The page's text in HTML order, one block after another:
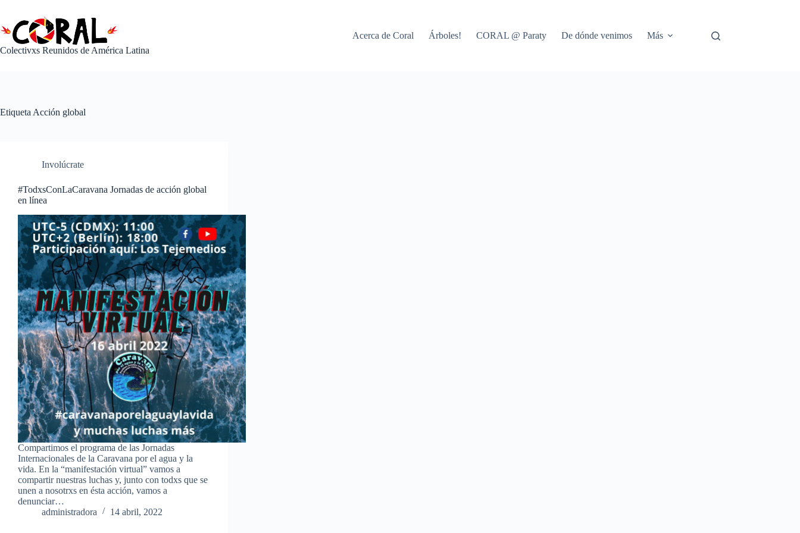
contenido
Colectivxs Reunidos de América Latina
Acerca de Coral Árboles! CORAL @ Paraty De dónde venimos Más
Etiqueta Acción global
Involúcrate
#TodxsConLaCaravana Jornadas de acción global
en línea
Compartimos el programa de las Jornadas
Internacionales de la Caravana por el agua y la
vida. En la “manifestación virtual” vamos a
compartir nuestras luchas y, junto con todxs que se
unen a nosotrxs en ésta acción, vamos a
denunciar…
administradora
14 abril, 2022